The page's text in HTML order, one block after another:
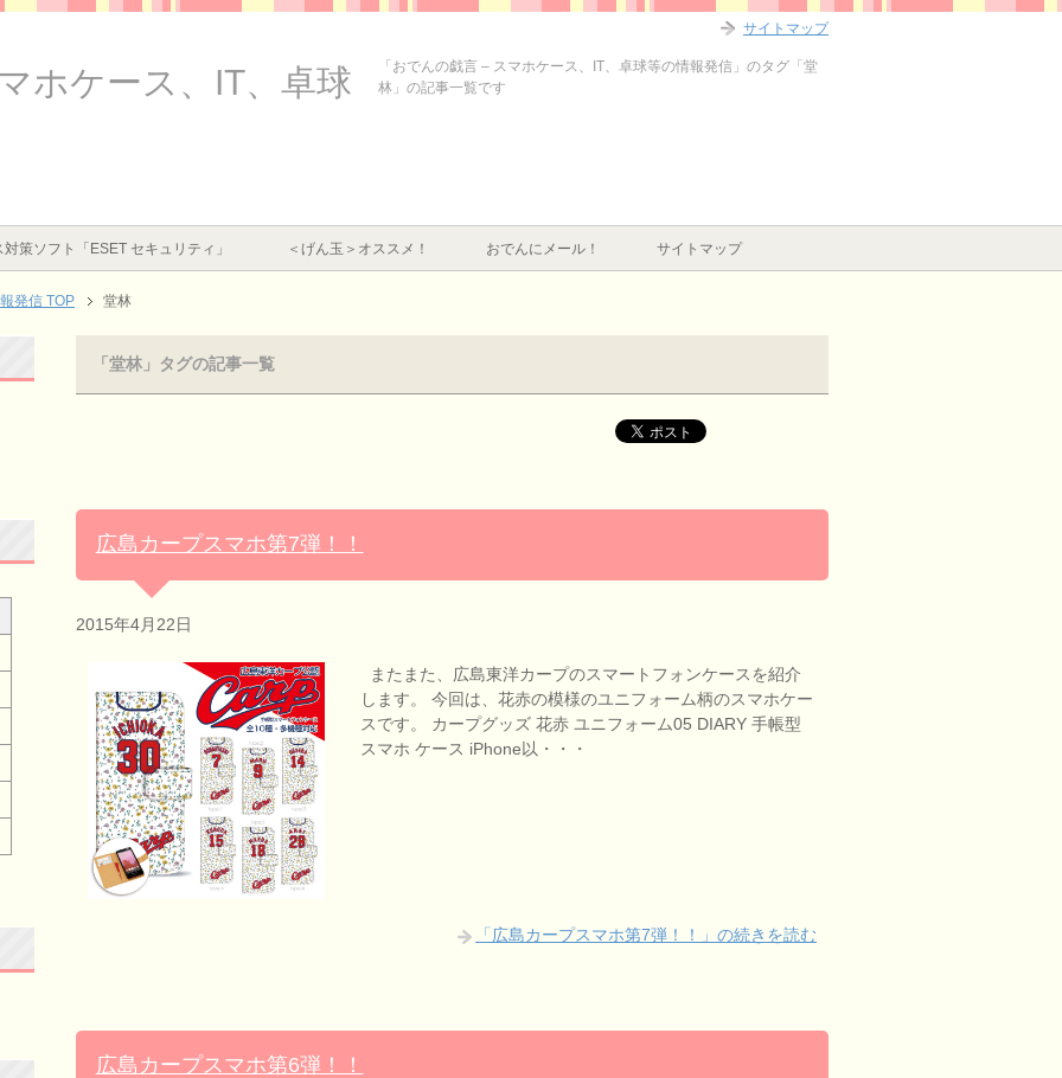
ホケース、IT、卓球
「おでんの戯言 – スマホケース、IT、卓球等の情報発信」のタグ「堂
林」の記事一覧です
策ソフト「ESET セキュリティ」 ＜げん玉＞オススメ！ おでんにメール！ サイトマップ
発信 TOP 堂林
「堂林」タグの記事一覧
広島カープスマホ第7弾！！
2015年4月22日
またまた、広島東洋カープのスマートフォンケースを紹介
します。 今回は、花赤の模様のユニフォーム柄のスマホケー
スです。 カープグッズ 花赤 ユニフォーム05 DIARY 手帳型
スマホ ケース iPhone以・・・
「広島カープスマホ第7弾！！」の続きを読む
広島カープスマホ第6弾！！
サイトマップ